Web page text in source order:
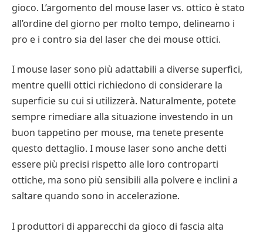
gioco. L’argomento del mouse laser vs. ottico è stato
all’ordine del giorno per molto tempo, delineamo i
pro e i contro sia del laser che dei mouse ottici.
I mouse laser sono più adattabili a diverse superfici,
mentre quelli ottici richiedono di considerare la
superficie su cui si utilizzerà. Naturalmente, potete
sempre rimediare alla situazione investendo in un
buon tappetino per mouse, ma tenete presente
questo dettaglio. I mouse laser sono anche detti
essere più precisi rispetto alle loro controparti
ottiche, ma sono più sensibili alla polvere e inclini a
saltare quando sono in accelerazione.
I produttori di apparecchi da gioco di fascia alta